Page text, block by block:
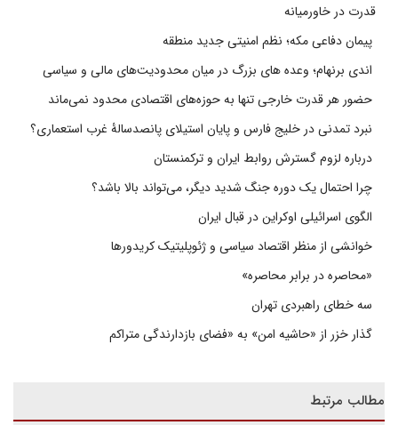
قدرت در خاورمیانه
پیمان دفاعی مکه؛ نظم امنیتی جدید منطقه
اندی برنهام؛ وعده های بزرگ در میان محدودیت‌های مالی و سیاسی
حضور هر قدرت خارجی تنها به حوزه‌های اقتصادی محدود نمی‌ماند
نبرد تمدنی در خلیج فارس و پایان استیلای پانصدسالۀ غرب استعماری؟
درباره لزوم گسترش روابط ایران و ترکمنستان
چرا احتمال یک دوره جنگ شدید دیگر، می‌تواند بالا باشد؟
الگوی اسرائیلی اوکراین در قبال ایران
خوانشی از منظر اقتصاد سیاسی و ژئوپلیتیک کریدورها
«محاصره در برابر محاصره»
سه خطای راهبردی تهران
گذار خزر از «حاشیه امن» به «فضای بازدارندگی متراکم
مطالب مرتبط